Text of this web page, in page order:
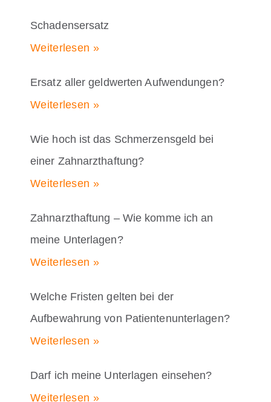
Schadensersatz
Weiterlesen »
Ersatz aller geldwerten Aufwendungen?
Weiterlesen »
Wie hoch ist das Schmerzensgeld bei
einer Zahnarzthaftung?
Weiterlesen »
Zahnarzthaftung – Wie komme ich an
meine Unterlagen?
Weiterlesen »
Welche Fristen gelten bei der
Aufbewahrung von Patientenunterlagen?
Weiterlesen »
Darf ich meine Unterlagen einsehen?
Weiterlesen »